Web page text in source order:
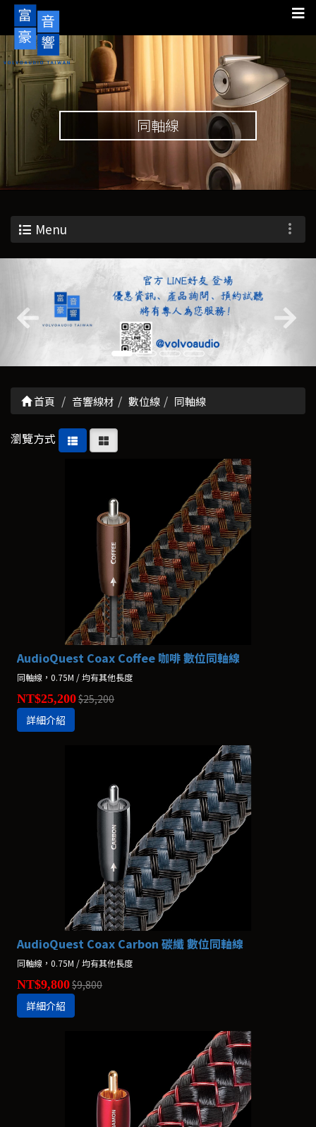
同軸線
Menu
首頁 音響線材 數位線 同軸線
瀏覽方式
AudioQuest Coax Coffee 咖啡 數位同軸線
同軸線，0.75M / 均有其他長度
NT$25,200$25,200
詳細介紹
AudioQuest Coax Carbon 碳纖 數位同軸線
同軸線，0.75M / 均有其他長度
NT$9,800$9,800
詳細介紹